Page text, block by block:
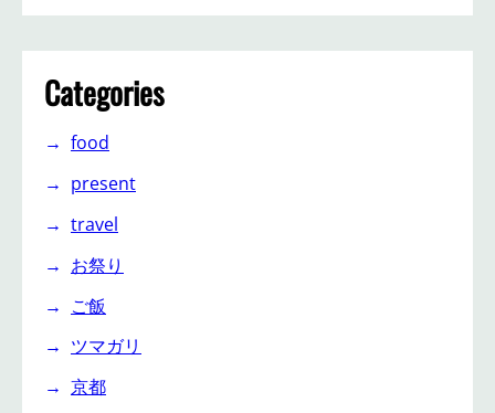
Categories
food
present
travel
お祭り
ご飯
ツマガリ
京都